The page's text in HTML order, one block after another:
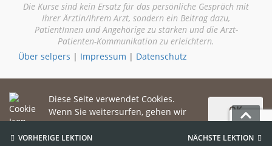
VORHERIGE LEKTION NÄCHSTE LEKTION
Die Kurse sind kein Ersatz für das persönliche Gespräch mit
Ihrer Ärztin/Ihrem Arzt, sondern ein Beitrag dazu,
PatientInnen und Angehörige zu stärken und die Arzt-
Patienten-Kommunikation zu erleichtern.
Über selpers | Impressum | Datenschutz
Diese Seite verwendet Cookies.
Wenn Sie weitersurfen, gehen wir
davon aus, dass Sie damit
einverstanden sind.
OK